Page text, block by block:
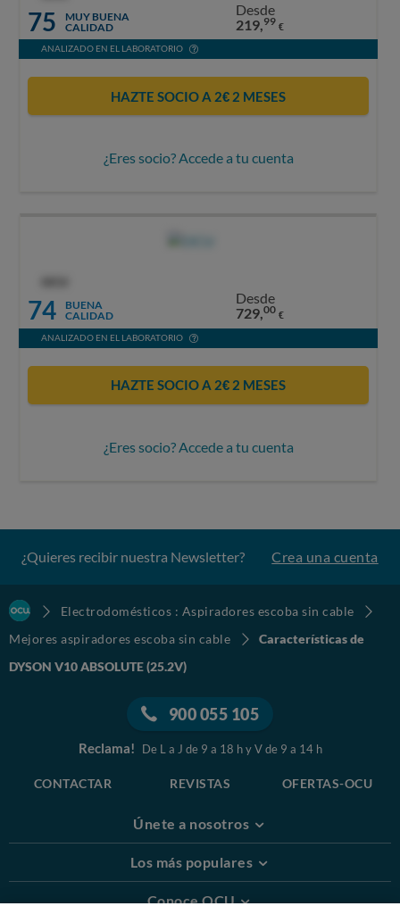
75
MUY BUENA
CALIDAD
Desde
219,99 €
ANALIZADO EN EL LABORATORIO
HAZTE SOCIO A 2€ 2 MESES
¿Eres socio? Accede a tu cuenta
74
BUENA
CALIDAD
Desde
729,00 €
ANALIZADO EN EL LABORATORIO
HAZTE SOCIO A 2€ 2 MESES
¿Eres socio? Accede a tu cuenta
¿Quieres recibir nuestra Newsletter? Crea una cuenta
Electrodomésticos : Aspiradores escoba sin cable
Mejores aspiradores escoba sin cable
Características de
DYSON V10 ABSOLUTE (25.2V)
900 055 105
Reclama! De L a J de 9 a 18 h y V de 9 a 14 h
CONTACTAR REVISTAS OFERTAS-OCU
Únete a nosotros
Los más populares
Conoce OCU